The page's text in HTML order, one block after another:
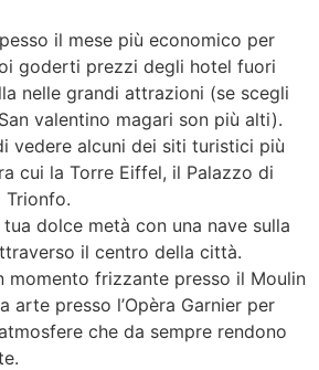
il mese più economico per
goderti prezzi degli hotel fuori
nelle grandi attrazioni (se scegli
valentino magari son più alti).
vedere alcuni dei siti turistici più
cui la Torre Eiffel, il Palazzo di
Trionfo.
dolce metà con una nave sulla
il centro della città.
momento frizzante presso il Moulin
arte presso l’Opèra Garnier per
che da sempre rendono